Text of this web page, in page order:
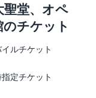
堂、オペ
チケット
ルチケット
指定チケット